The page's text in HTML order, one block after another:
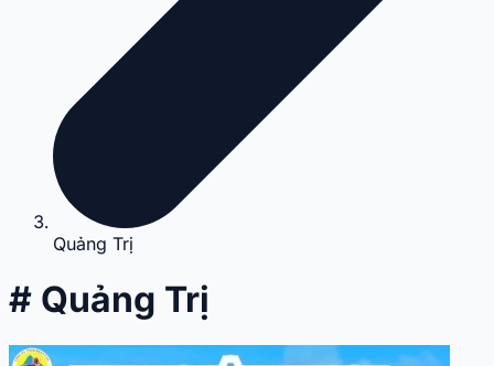
Quảng Trị
# Quảng Trị